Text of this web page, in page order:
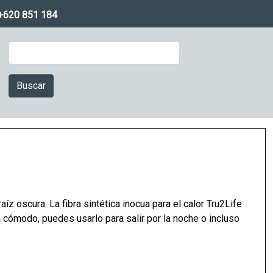
851 184
Buscar
oscura. La fibra sintética inocua para el calor Tru2Life
puedes usarlo para salir por la noche o incluso